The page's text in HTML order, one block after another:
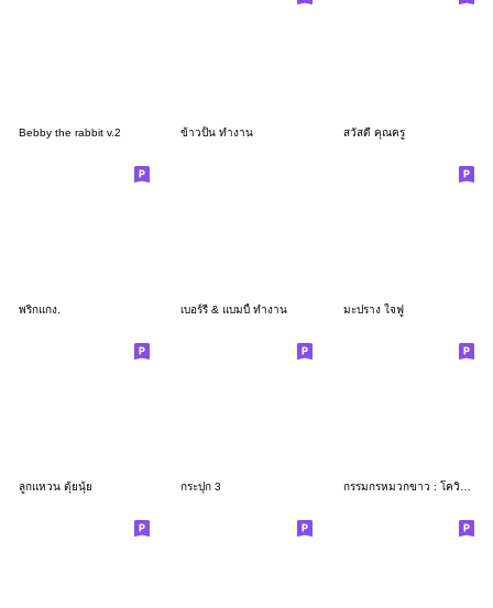
Bebby the rabbit v.2 ข้าวปั้น ทำงาน สวัสดี คุณครู
พริกแกง. เบอร์รี่ & แบมบี้ ทำงาน มะปราง ใจฟู
ลูกแหวน ตุ้ยนุ้ย กระปุก 3 กรรมกรหมวกขาว : โควิดนี้บาลต้องรอด